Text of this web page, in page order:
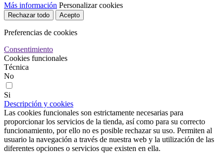
Más información Personalizar cookies
Rechazar todo Acepto
Preferencias de cookies
Consentimiento
Cookies funcionales
Técnica
No
Si
Descripción y cookies
Las cookies funcionales son estrictamente necesarias para
proporcionar los servicios de la tienda, así como para su correcto
funcionamiento, por ello no es posible rechazar su uso. Permiten al
usuario la navegación a través de nuestra web y la utilización de las
diferentes opciones o servicios que existen en ella.